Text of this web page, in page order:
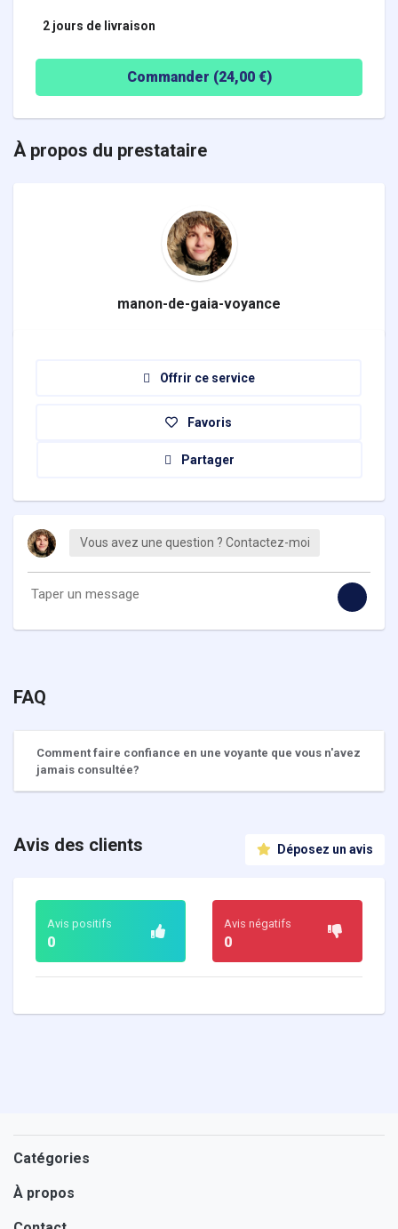
2 jours de livraison
Commander (24,00€)
À propos du prestataire
manon-de-gaia-voyance
Offrir ce service
Favoris
Partager
Vous avez une question ? Contactez-moi
FAQ
Comment faire confiance en une voyante que vous n'avez
jamais consultée?
Déposez un avis
Avis des clients
Avis positifs
0
Avis négatifs
0
Catégories
À propos